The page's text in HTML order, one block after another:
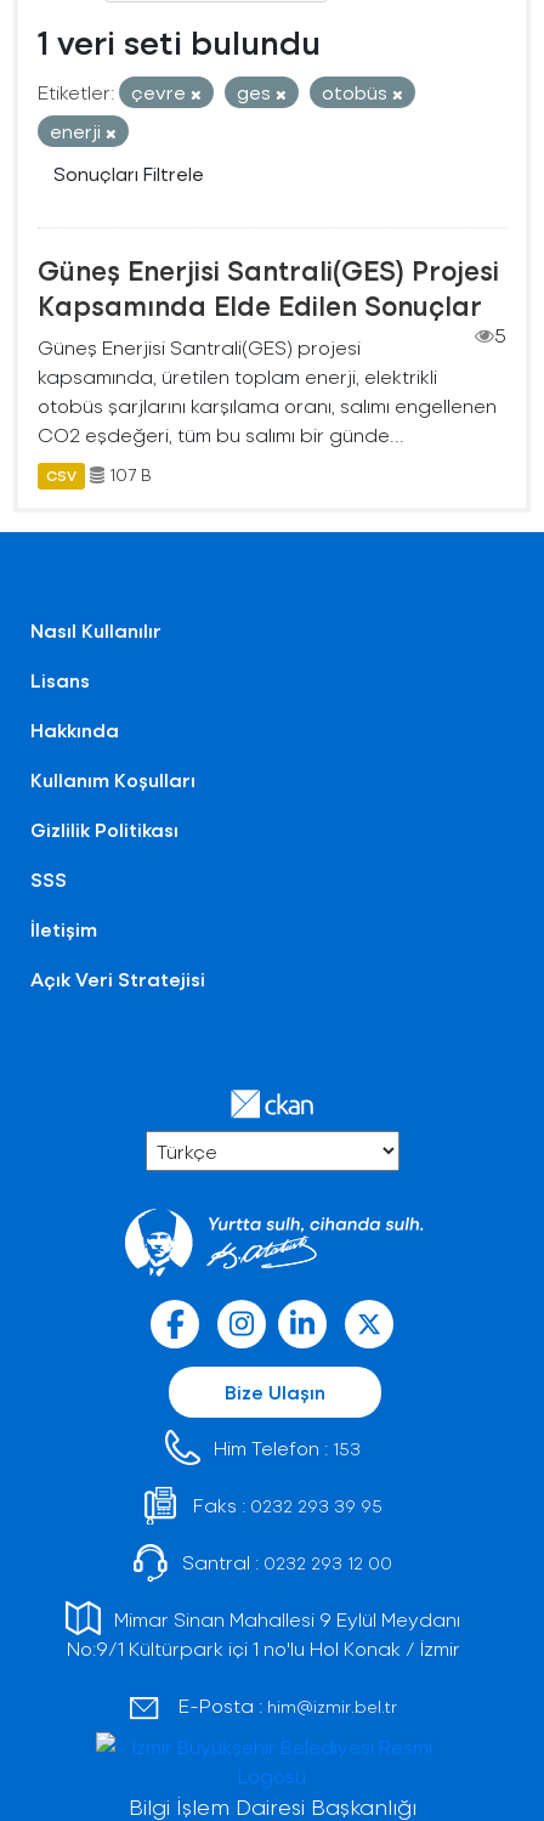
1 veri seti bulundu
Etiketler: çevre ges
otobüs
enerji
Sonuçları Filtrele
Güneş Enerjisi Santrali(GES) Projesi
Kapsamında Elde Edilen Sonuçlar
5
Güneş Enerjisi Santrali(GES) projesi
kapsamında, üretilen toplam enerji, elektrikli
otobüs şarjlarını karşılama oranı, salımı engellenen
CO2 eşdeğeri, tüm bu salımı bir günde...
CSV 107 B
Nasıl Kullanılır
Lisans
Hakkında
Kullanım Koşulları
Gizlilik Politikası
SSS
İletişim
Açık Veri Stratejisi
Bize Ulaşın
Him Telefon : 153
Faks : 0232 293 39 95
Santral : 0232 293 12 00
Mimar Sinan Mahallesi 9 Eylül Meydanı
No:9/1 Kültürpark içi 1 no'lu Hol Konak / İzmir
E-Posta : him@izmir.bel.tr
Bilgi İşlem Dairesi Başkanlığı